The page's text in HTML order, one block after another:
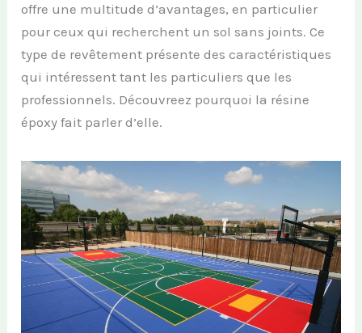
offre une multitude d’avantages, en particulier
pour ceux qui recherchent un sol sans joints. Ce
type de revêtement présente des caractéristiques
qui intéressent tant les particuliers que les
professionnels. Découvreez pourquoi la résine
époxy fait parler d’elle.